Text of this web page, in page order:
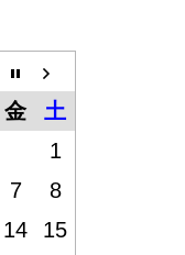
金
土
1
7
8
14
15